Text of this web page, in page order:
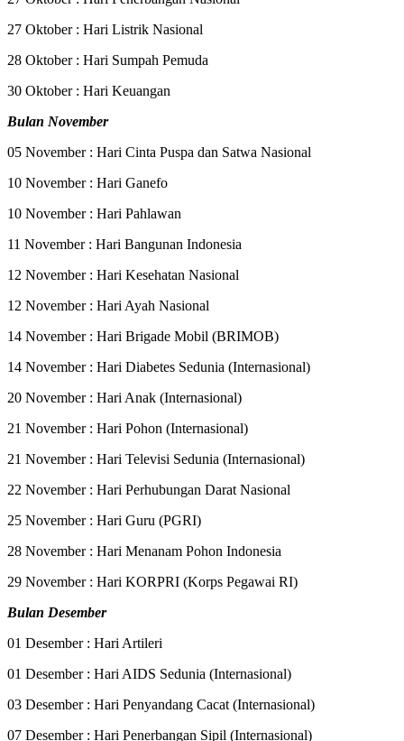
27 Oktober : Hari Listrik Nasional
28 Oktober : Hari Sumpah Pemuda
30 Oktober : Hari Keuangan
Bulan November
05 November : Hari Cinta Puspa dan Satwa Nasional
10 November : Hari Ganefo
10 November : Hari Pahlawan
11 November : Hari Bangunan Indonesia
12 November : Hari Kesehatan Nasional
12 November : Hari Ayah Nasional
14 November : Hari Brigade Mobil (BRIMOB)
14 November : Hari Diabetes Sedunia (Internasional)
20 November : Hari Anak (Internasional)
21 November : Hari Pohon (Internasional)
21 November : Hari Televisi Sedunia (Internasional)
22 November : Hari Perhubungan Darat Nasional
25 November : Hari Guru (PGRI)
28 November : Hari Menanam Pohon Indonesia
29 November : Hari KORPRI (Korps Pegawai RI)
Bulan Desember
01 Desember : Hari Artileri
01 Desember : Hari AIDS Sedunia (Internasional)
03 Desember : Hari Penyandang Cacat (Internasional)
07 Desember : Hari Penerbangan Sipil (Internasional)